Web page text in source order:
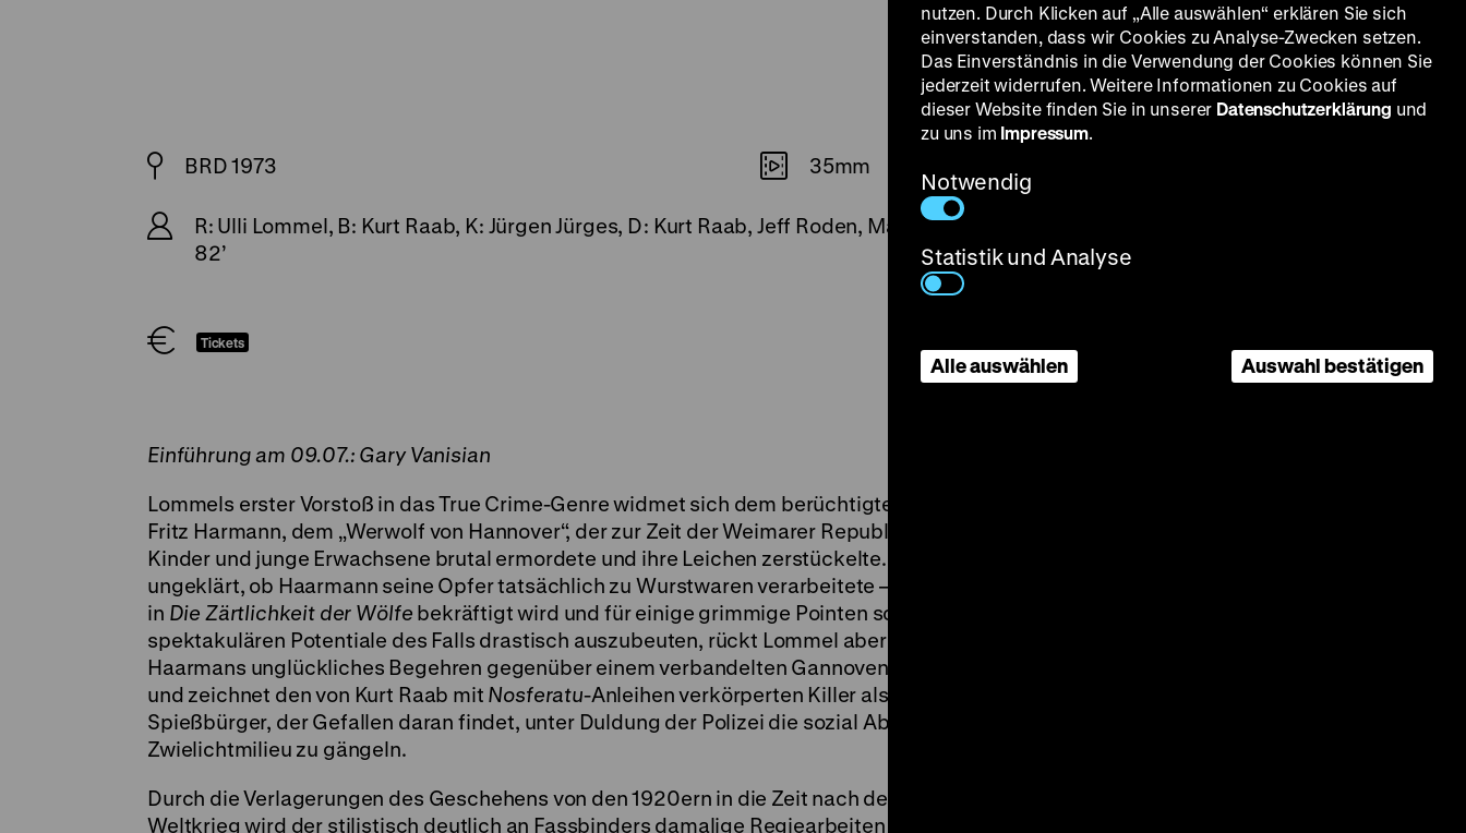
BRD 1973 35mm
R: Ulli Lommel, B: Kurt Raab, K: Jürgen Jürges, D: Kurt Raab, Jeff Roden, Margit Carstensen, Rainer Werner Fassbinder,
82’
Tickets
Einführung am 09.07.: Gary Vanisian
Lommels erster Vorstoß in das True Crime-Genre widmet sich dem berüchtigten Serienmörder
Fritz Harmann, dem „Werwolf von Hannover“, der zur Zeit der Weimarer Republik über 20
Kinder und junge Erwachsene brutal ermordete und ihre Leichen zerstückelte. Bis heute ist
ungeklärt, ob Haarmann seine Opfer tatsächlich zu Wurstwaren verarbeitete – ein Gerücht, das
in Die Zärtlichkeit der Wölfe bekräftigt wird und für einige grimmige Pointen sorgt. Anstatt die
spektakulären Potentiale des Falls drastisch auszubeuten, rückt Lommel aber vor allem
Haarmans unglückliches Begehren gegenüber einem verbandelten Gannoven in den Fokus
und zeichnet den von Kurt Raab mit Nosferatu-Anleihen verkörperten Killer als autoritären
Spießbürger, der Gefallen daran findet, unter Duldung der Polizei die sozial Abgehangenen im
Zwielichtmilieu zu gängeln.
Durch die Verlagerungen des Geschehens von den 1920ern in die Zeit nach dem Zweiten
Weltkrieg wird der stilistisch deutlich an Fassbinders damalige Regiearbeiten anschließende
nutzen. Durch Klicken auf „Alle auswählen“ erklären Sie sich
einverstanden, dass wir Cookies zu Analyse-Zwecken setzen.
Das Einverständnis in die Verwendung der Cookies können Sie
jederzeit widerrufen. Weitere Informationen zu Cookies auf
dieser Website finden Sie in unserer Datenschutzerklärung und
zu uns im Impressum.
Notwendig
Statistik und Analyse
Alle auswählen Auswahl bestätigen